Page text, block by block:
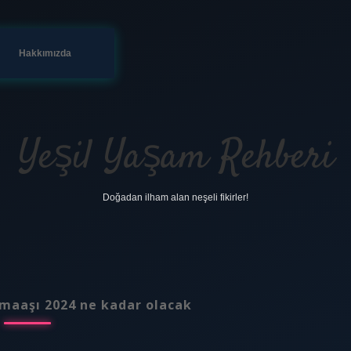
Hakkımızda
Yeşil Yaşam Rehberi
Doğadan ilham alan neşeli fikirler!
2024 ne kadar olacak